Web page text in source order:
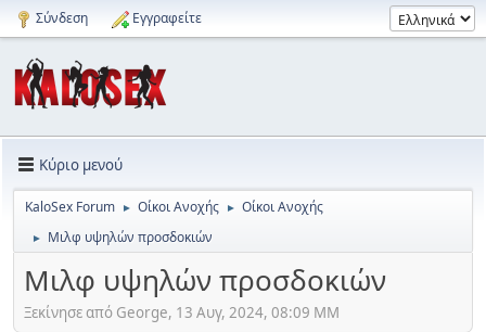
Σύνδεση Εγγραφείτε
Κύριο μενού
KaloSex Forum ► Οίκοι Ανοχής ► Οίκοι Ανοχής
► Μιλφ υψηλών προσδοκιών
Μιλφ υψηλών προσδοκιών
Ξεκίνησε από George, 13 Αυγ, 2024, 08:09 ΜΜ